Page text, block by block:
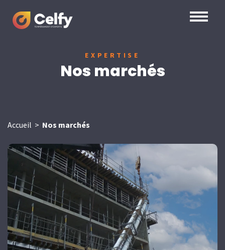
EXPERTISE
Nos marchés
Accueil > Nos marchés